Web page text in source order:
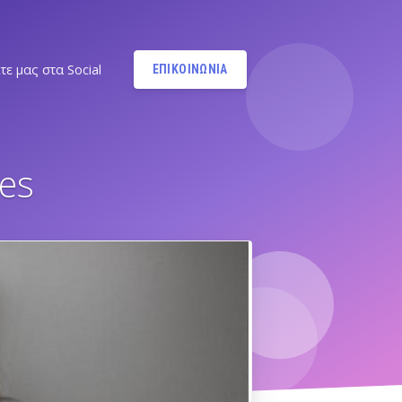
μας στα Social
Instagram
@PILATESBYMANDY
Pilates by Mandy Facebook
ΕΠΙΚΟΙΝΩΝΙΑ